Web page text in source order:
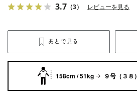
3.7 （3） レビューを見る
あとで見る
158cm / 51kg ９号（３８）